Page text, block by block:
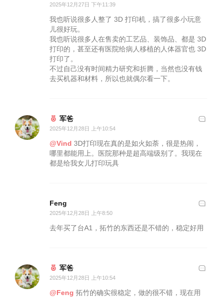
2025年12月27日 下午11:39
我也听说很多人整了 3D 打印机，搞了很多小玩意
儿很好玩。
我也听说很多人在售卖的工艺品、装饰品、都是 3D
打印的，甚至还有医院给病人移植的人体器官也 3D
打印了。
不过自己没有时间精力研究和折腾，当然也没有钱
去买机器和材料，所以也就偶尔看一下。
军爸
2025年12月28日 上午10:54
@Vind 3D打印现在真的是如火如荼，很是热闹，
哪里都能用上。医院那种是超高端级别了。我现在
都是给我女儿打印玩具
Feng
2025年12月28日 上午8:50
去年买了台A1，拓竹的东西还是不错的，稳定好用
军爸
2025年12月28日 上午10:54
@Feng 拓竹的确实很稳定，做的很不错，现在用